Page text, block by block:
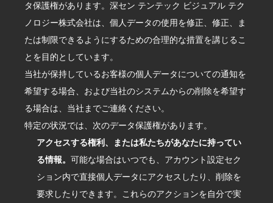
タ保護権があります。深セン テンテック ビジュアル テク
ノロジー株式会社は、個人データの使用を修正、修正、ま
たは制限できるようにするための合理的な措置を講じるこ
とを目的としています。
当社が保持しているお客様の個人データについての通知を
希望する場合、および当社のシステムからの削除を希望す
る場合は、当社までご連絡ください。
特定の状況では、次のデータ保護権があります。
アクセスする権利、または私たちがあなたに持ってい
る情報。 可能な場合はいつでも、アカウント設定セク
ション内で直接個人データにアクセスしたり、削除を
要求したりできます。これらのアクションを自分で実